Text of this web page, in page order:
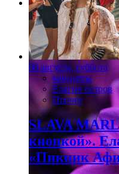
Фото: Сергей
08 августа, суббота
концерты
Елагин остров
Прочее
SLAVA
кнопкой».
«Пикник